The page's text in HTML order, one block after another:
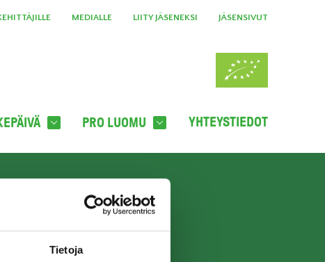
Tietoja
MEDIALLE LIITY JÄSENEKSI JÄSENSIVUT
PRO LUOMU YHTEYSTIEDOT
TILAA UUTISKIRJE